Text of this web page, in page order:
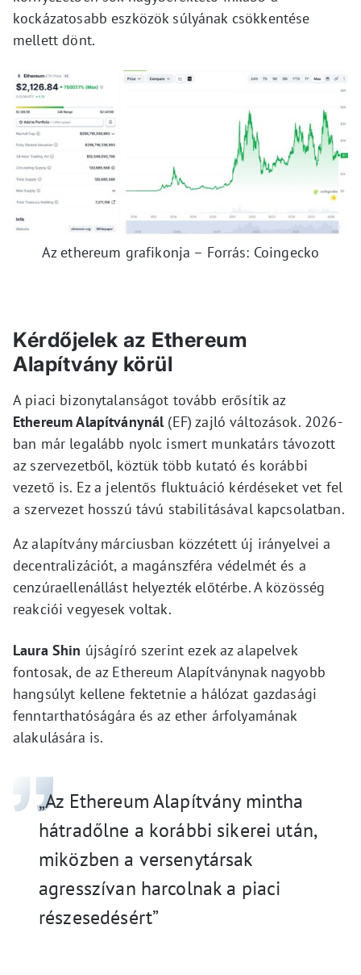
kockázatosabb eszközök súlyának csökkentése
mellett dönt.
Az ethereum grafikonja – Forrás: Coingecko
Kérdőjelek az Ethereum
Alapítvány körül
A piaci bizonytalanságot tovább erősítik az
Ethereum Alapítványnál(EF) zajló változások. 2026-
ban már legalább nyolc ismert munkatárs távozott
az szervezetből, köztük több kutató és korábbi
vezető is. Ez a jelentős fluktuáció kérdéseket vet fel
a szervezet hosszú távú stabilitásával kapcsolatban.
Az alapítvány márciusban közzétett új irányelvei a
decentralizációt, a magánszféra védelmét és a
cenzúraellenállást helyezték előtérbe. A közösség
reakciói vegyesek voltak.
Laura Shin újságíró szerint ezek az alapelvek
fontosak, de az Ethereum Alapítványnak nagyobb
hangsúlyt kellene fektetnie a hálózat gazdasági
fenntarthatóságára és az ether árfolyamának
alakulására is.
„Az Ethereum Alapítvány mintha
hátradőlne a korábbi sikerei után,
miközben a versenytársak
agresszívan harcolnak a piaci
részesedésért”